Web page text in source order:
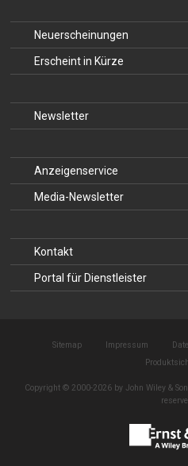
Neuerscheinungen
Erscheint in Kürze
Newsletter
Anzeigenservice
Media-Newsletter
Kontakt
Portal für Dienstleister
Sitemap Impressum
Copyright © 2000-2026 by John Wiley &